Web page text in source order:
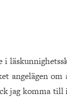
i
angelägen
jag komma